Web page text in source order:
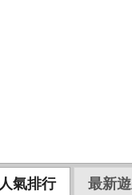
人氣排行 最新